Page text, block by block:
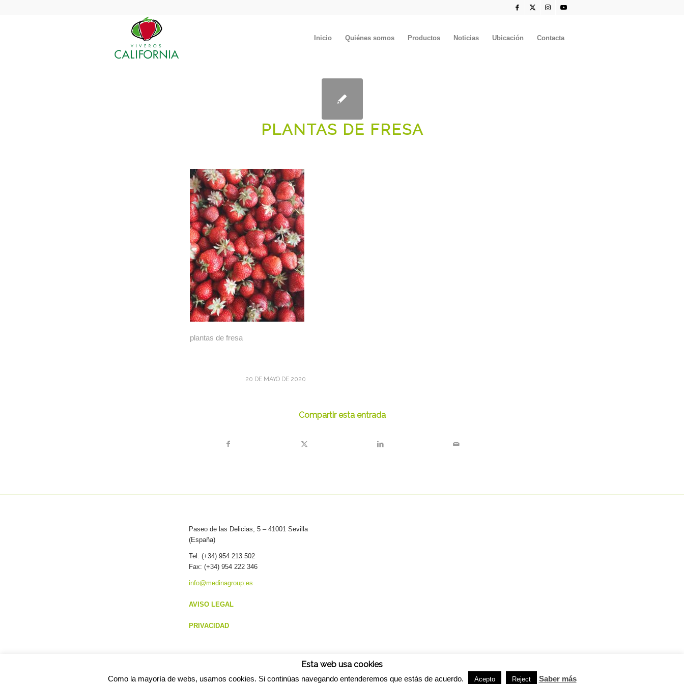
Inicio Quiénes somos Productos Noticias Ubicación Contacta
PLANTAS DE FRESA
plantas de fresa
20 DE MAYO DE 2020
Compartir esta entrada
Paseo de las Delicias, 5 – 41001 Sevilla
(España)
Tel. (+34) 954 213 502
Fax: (+34) 954 222 346
info@medinagroup.es
AVISO LEGAL
PRIVACIDAD
© Copyright -Viveros california-Enfold WordPress Theme by Kriesi
Esta web usa cookies
Como la mayoría de webs, usamos cookies. Si continúas navegando entenderemos que estás de acuerdo. Acepto Reject Saber más